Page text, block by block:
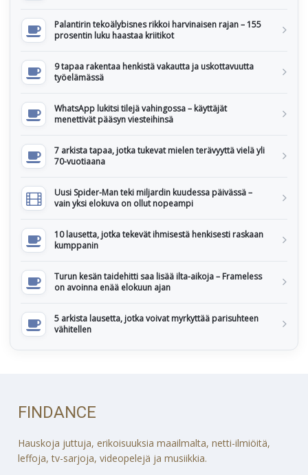
Palantirin tekoälybisnes rikkoi harvinaisen rajan – 155
prosentin luku haastaa kriitikot
9 tapaa rakentaa henkistä vakautta ja uskottavuutta
työelämässä
WhatsApp lukitsi tilejä vahingossa – käyttäjät
menettivät pääsyn viesteihinsä
7 arkista tapaa, jotka tukevat mielen terävyyttä vielä yli
70-vuotiaana
Uusi Spider-Man teki miljardin kuudessa päivässä –
vain yksi elokuva on ollut nopeampi
10 lausetta, jotka tekevät ihmisestä henkisesti raskaan
kumppanin
Turun kesän taidehitti saa lisää ilta-aikoja – Frameless
on avoinna enää elokuun ajan
5 arkista lausetta, jotka voivat myrkyttää parisuhteen
vähitellen
FINDANCE
Hauskoja juttuja, erikoisuuksia maailmalta, netti-ilmiöitä,
leffoja, tv-sarjoja, videopelejä ja musiikkia.